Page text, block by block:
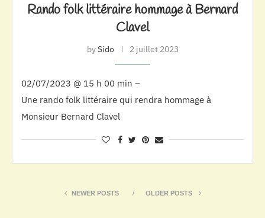
Rando folk littéraire hommage à Bernard
Clavel
bySido 2 juillet 2023
02/07/2023 @ 15 h 00 min –
Une rando folk littéraire qui rendra hommage à
Monsieur Bernard Clavel
NEWER POSTS OLDER POSTS